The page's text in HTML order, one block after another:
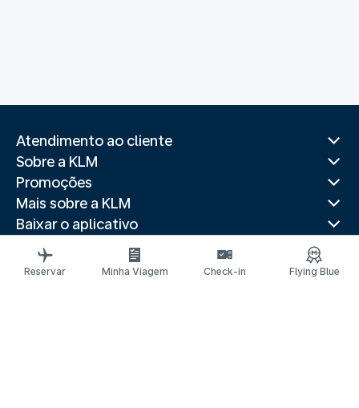
Atendimento ao cliente
Sobre a KLM
Promoções
Mais sobre a KLM
Baixar o aplicativo
Sites relacionados
Guias de viagem
Reservar Minha Viagem Check-in Flying Blue